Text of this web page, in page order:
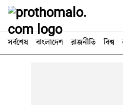
সর্বশেষ বাংলাদেশ রাজনীতি বিশ্ব